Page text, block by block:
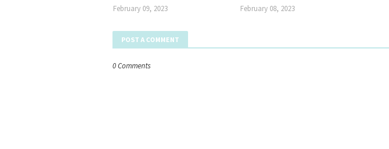
February 09, 2023 February 08, 2023
POST A COMMENT
0 Comments